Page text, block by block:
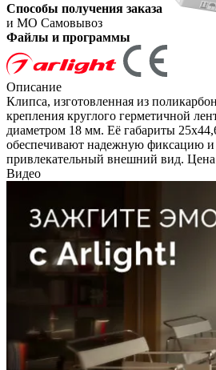
Способы получения заказа
и МО Самовывоз
Файлы и программы
Описание
Клипса, изготовленная из
крепления круглого герметичной
диаметром 18 мм. Её габариты
обеспечивают надежную фиксацию и
привлекательный внешний вид. Цена
Видео